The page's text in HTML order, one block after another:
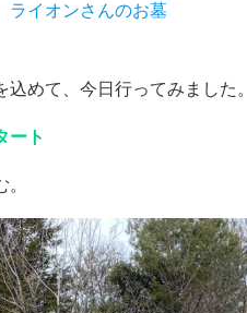
イオンさんのお墓
めて、今日行ってみました。
ート